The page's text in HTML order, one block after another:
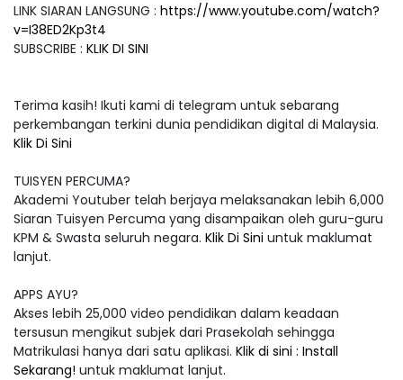
LINK SIARAN LANGSUNG : https://www.youtube.com/watch?
v=I38ED2Kp3t4
SUBSCRIBE : KLIK DI SINI
Terima kasih! Ikuti kami di telegram untuk sebarang
perkembangan terkini dunia pendidikan digital di Malaysia.
Klik Di Sini
TUISYEN PERCUMA?
Akademi Youtuber telah berjaya melaksanakan lebih 6,000
Siaran Tuisyen Percuma yang disampaikan oleh guru-guru
KPM & Swasta seluruh negara. Klik Di Sini untuk maklumat
lanjut.
APPS AYU?
Akses lebih 25,000 video pendidikan dalam keadaan
tersusun mengikut subjek dari Prasekolah sehingga
Matrikulasi hanya dari satu aplikasi. Klik di sini : Install
Sekarang! untuk maklumat lanjut.